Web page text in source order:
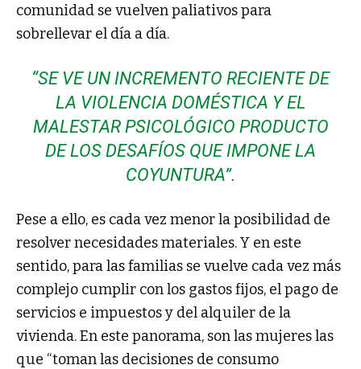
comunidad se vuelven paliativos para
sobrellevar el día a día.
“SE VE UN INCREMENTO RECIENTE DE
LA VIOLENCIA DOMÉSTICA Y EL
MALESTAR PSICOLÓGICO PRODUCTO
DE LOS DESAFÍOS QUE IMPONE LA
COYUNTURA”.
Pese a ello, es cada vez menor la posibilidad de
resolver necesidades materiales. Y en este
sentido, para las familias se vuelve cada vez más
complejo cumplir con los gastos fijos, el pago de
servicios e impuestos y del alquiler de la
vivienda. En este panorama, son las mujeres las
que “toman las decisiones de consumo